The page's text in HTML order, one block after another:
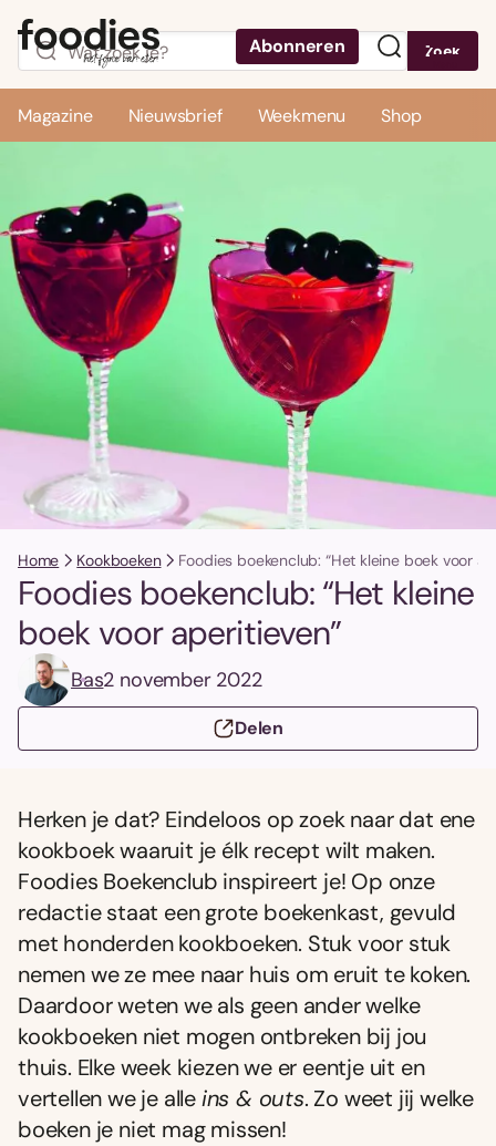
Abonneren Zoek
Magazine Nieuwsbrief Weekmenu Shop
Home Kookboeken Foodies boekenclub: “Het kleine boek voor
Foodies boekenclub: “Het kleine
boek voor aperitieven”
Bas2 november 2022
Delen
Herken je dat? Eindeloos op zoek naar dat ene
kookboek waaruit je élk recept wilt maken.
Foodies Boekenclub inspireert je! Op onze
redactie staat een grote boekenkast, gevuld
met honderden kookboeken. Stuk voor stuk
nemen we ze mee naar huis om eruit te koken.
Daardoor weten we als geen ander welke
kookboeken niet mogen ontbreken bij jou
thuis. Elke week kiezen we er eentje uit en
vertellen we je alleins & outs. Zo weet jij welke
boeken je niet mag missen!